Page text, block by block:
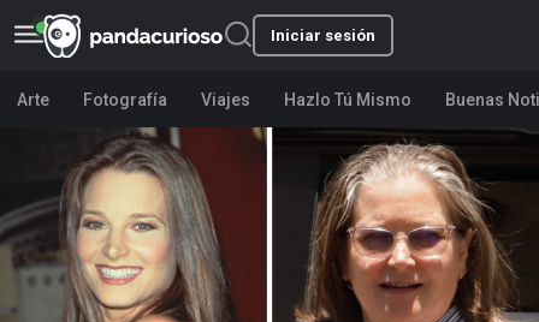
Iniciar sesión
Arte Fotografía Viajes Hazlo Tú Mismo Buenas